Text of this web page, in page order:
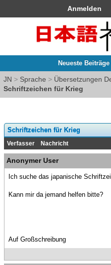
Anmelden
Neueste Beiträge
JN > Sprache > Übersetzungen
Schriftzeichen für Krieg
Schriftzeichen für Krieg
Verfasser Nachricht
Anonymer User
Ich suche das japanische
Kann mir da jemand helfen bitte?
Auf Großschreibung